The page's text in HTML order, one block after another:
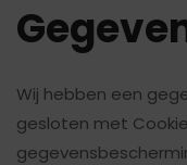
Wij hebben een
gesloten met